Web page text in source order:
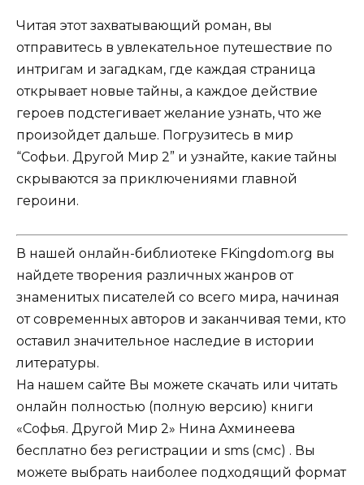
Читая этот захватывающий роман, вы
отправитесь в увлекательное путешествие по
интригам и загадкам, где каждая страница
открывает новые тайны, а каждое действие
героев подстегивает желание узнать, что же
произойдет дальше. Погрузитесь в мир
“Софьи. Другой Мир 2” и узнайте, какие тайны
скрываются за приключениями главной
героини.
В нашей онлайн-библиотеке FKingdom.org вы
найдете творения различных жанров от
знаменитых писателей со всего мира, начиная
от современных авторов и заканчивая теми, кто
оставил значительное наследие в истории
литературы.
На нашем сайте Вы можете скачать или читать
онлайн полностью (полную версию) книги
«Софья. Другой Мир 2» Нина Ахминеева
бесплатно без регистрации и sms (смс) . Вы
можете выбрать наиболее подходящий формат